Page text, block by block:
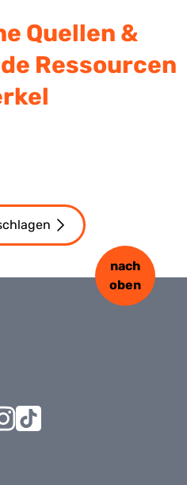
Quellen &
Ressourcen
nach
oben